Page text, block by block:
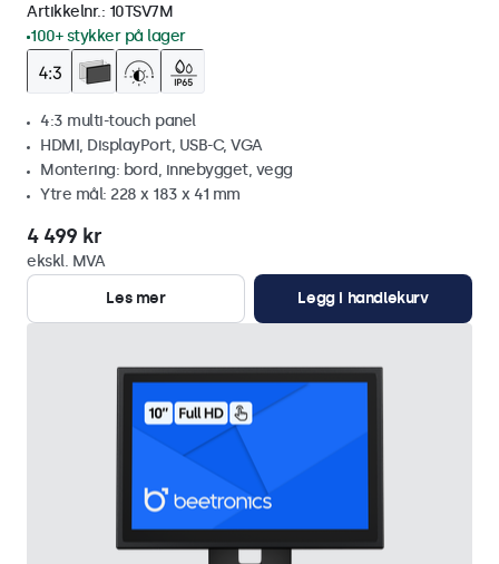
Artikkelnr.: 10TSV7M
100+ stykker på lager
4:3 multi-touch panel
HDMI, DisplayPort, USB-C, VGA
Montering: bord, innebygget, vegg
Ytre mål: 228 x 183 x 41 mm
4 499 kr
ekskl. MVA
Les mer
Legg i handlekurv